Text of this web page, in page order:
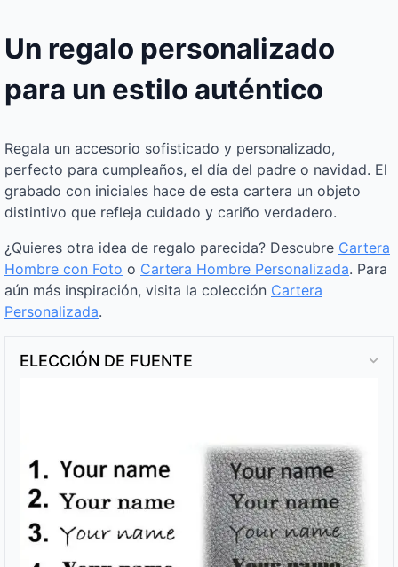
Un regalo personalizado
para un estilo auténtico
Regala un accesorio sofisticado y personalizado,
perfecto para cumpleaños, el día del padre o navidad. El
grabado con iniciales hace de esta cartera un objeto
distintivo que refleja cuidado y cariño verdadero.
¿Quieres otra idea de regalo parecida? Descubre Cartera
Hombre con Foto o Cartera Hombre Personalizada. Para
aún más inspiración, visita la colección Cartera
Personalizada.
ELECCIÓN DE FUENTE